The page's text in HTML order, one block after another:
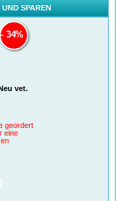
SPAREN
vet.
geordert
eine
34%